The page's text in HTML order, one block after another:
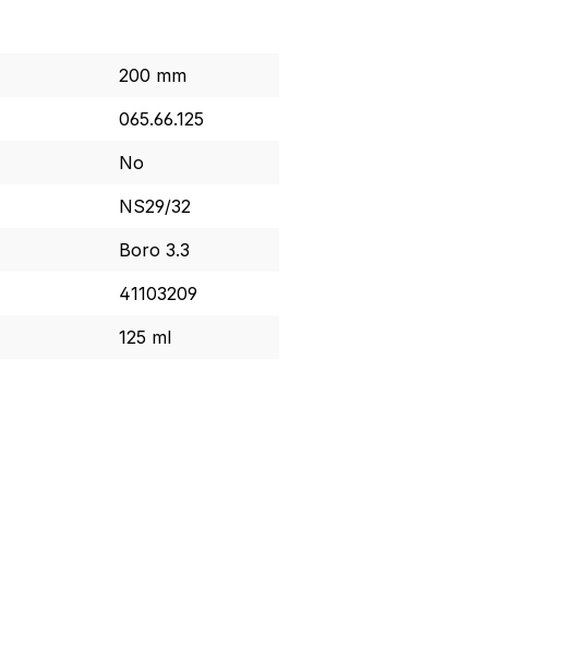
200 mm
065.66.125
No
NS29/32
Boro 3.3
41103209
125 ml